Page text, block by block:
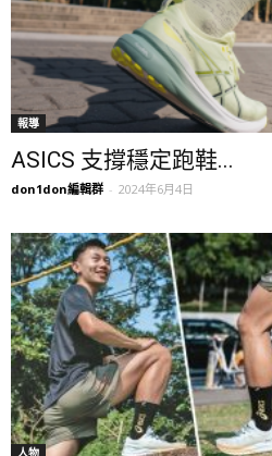
報導
ASICS 支撐穩定跑鞋...
don1don編輯群 - 2024年6月4日